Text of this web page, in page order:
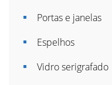
Portas e janelas
Espelhos
Vidro serigrafado